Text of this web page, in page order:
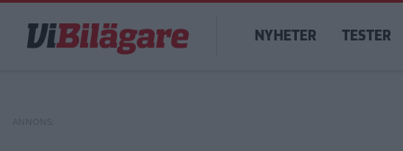
huvudinnehåll
Main
navigation
NYHETER TESTER